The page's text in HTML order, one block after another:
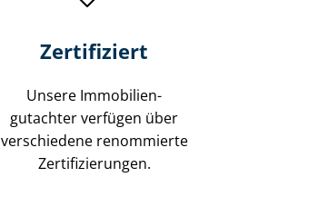
Zertifiziert
Unsere Immobilien­
gutachter verfügen über
verschiedene renommierte
Zer­ti­fi­zie­run­gen.